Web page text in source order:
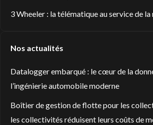
3 Wheeler : la télématique au service de
Nos actualités
Datalogger embarqué : le cœur de la
l’ingénierie automobile moderne
Boîtier de gestion de flotte pour les
les collectivités réduisent leurs coûts de